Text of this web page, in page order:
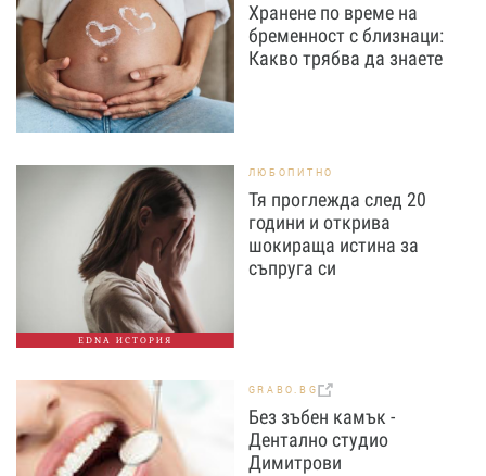
Хранене по време на
бременност с близнаци:
Какво трябва да знаете
EDNA ИСТОРИЯ
ЛЮБОПИТНО
Тя проглежда след 20
години и открива
шокираща истина за
съпруга си
GRABO.BG
Без зъбен камък -
Дентално студио
Димитрови